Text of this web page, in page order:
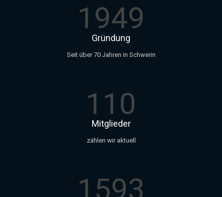
1949
Gründung
Seit über 70 Jahren in Schwerin
110
Mitglieder
zählen wir aktuell
1593